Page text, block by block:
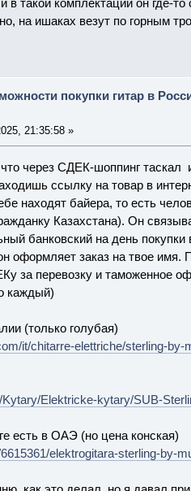
в такой комплектации он где-
на ишаках везут по горным
покупки гитар в
21:35:58 »
через СДЕК-шоппинг таскал
ссылку на товар в
находят байера, то есть
Казахстана). Он
банковский на день покупки
оформляет заказ на твое имя.
за перевозку и таможенное
каждый)
(только голубая)
it/chitarre-elettriche/sterling-
Elektricke-kytary/SUB-
есть в ОАЭ (но цена конская)
elektrogitara-sterling-by-